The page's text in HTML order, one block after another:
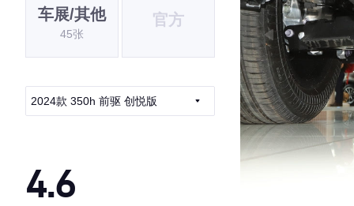
车展/其他
45张
官方
2024款 350h 前驱 创悦版
4.6